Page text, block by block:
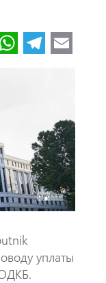
W
p
p
Te
m
уплаты